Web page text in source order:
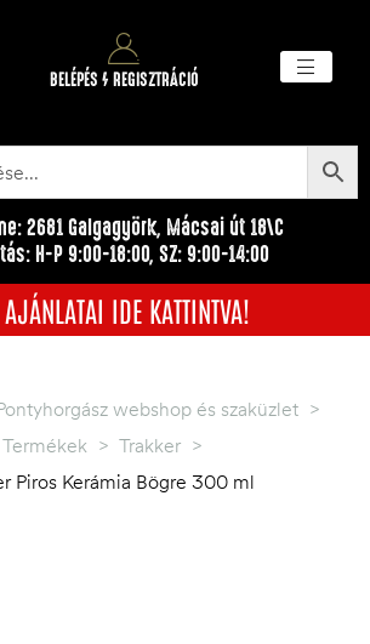
BELÉPÉS / REGISZTRÁCIÓ
2681 Galgagyörk, Mácsai út 18\C
H-P 9:00-18:00, SZ: 9:00-14:00
IDE KATTINTVA!
webshop és szaküzlet >
Termékek > Trakker >
Piros Kerámia Bögre 300 ml